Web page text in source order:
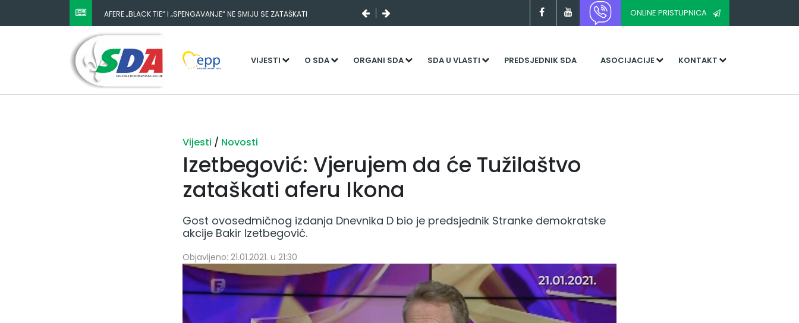
AFERE „BLACK TIE“ I „SPENGAVANJE“ NE SMIJU SE ZATAŠKATI ONLINE PRISTUPNICA
VIJESTI O SDA ORGANI SDA SDA U VLASTI PREDSJEDNIK SDA ASOCIJACIJE KONTAKT
Vijesti / Novosti
Izetbegović: Vjerujem da će Tužilaštvo
zataškati aferu Ikona
Gost ovosedmičnog izdanja Dnevnika D bio je predsjednik Stranke demokratske
akcije Bakir Izetbegović.
Objavljeno: 21.01.2021. u 21:30